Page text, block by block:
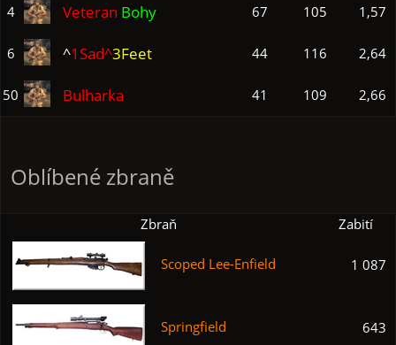
4 Veteran Bohy 67 105 1,57
6 ^1Sad^3Feet 44 116 2,64
50 Bulharka 41 109 2,66
Oblíbené zbraně
Zbraň Zabití
Scoped Lee-Enfield 1 087
Springfield 643